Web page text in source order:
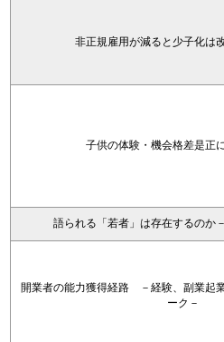
非正規雇用が減ると少子化は
子供の体験・機会格差是正
語られる「若者」は存在するのか
開業者の能力獲得経路 －経験、副業起
ーク－